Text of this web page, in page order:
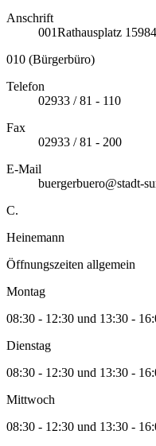
Anschrift
001Rathausplatz 1
010 (Bürgerbüro)
Telefon
02933 / 81 - 110
Fax
02933 / 81 - 200
E-Mail
buergerbuero@stadt-
C.
Heinemann
Öffnungszeiten allgemein
Montag
08:30 - 12:30 und 13:30 -
Dienstag
08:30 - 12:30 und 13:30 -
Mittwoch
08:30 - 12:30 und 13:30 -